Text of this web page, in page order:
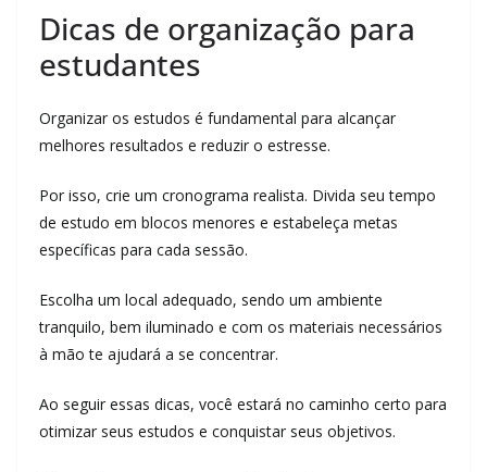
Dicas de organização para
estudantes
Organizar os estudos é fundamental para alcançar
melhores resultados e reduzir o estresse.
Por isso, crie um cronograma realista. Divida seu tempo
de estudo em blocos menores e estabeleça metas
específicas para cada sessão.
Escolha um local adequado, sendo um ambiente
tranquilo, bem iluminado e com os materiais necessários
à mão te ajudará a se concentrar.
Ao seguir essas dicas, você estará no caminho certo para
otimizar seus estudos e conquistar seus objetivos.